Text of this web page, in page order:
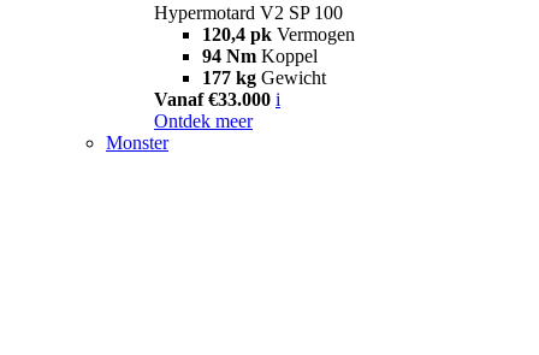
Hypermotard V2 SP 100
120,4 pk Vermogen
94 Nm Koppel
177 kg Gewicht
Vanaf €33.000 i
Ontdek meer
Monster